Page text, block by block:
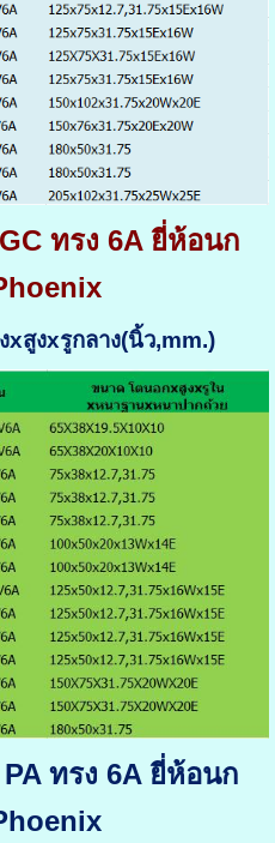
ทรง 6A ยี่ห้อนก
xสูงxรูกลาง(นิ้ว,mm.)
ทรง 6A ยี่ห้อนก